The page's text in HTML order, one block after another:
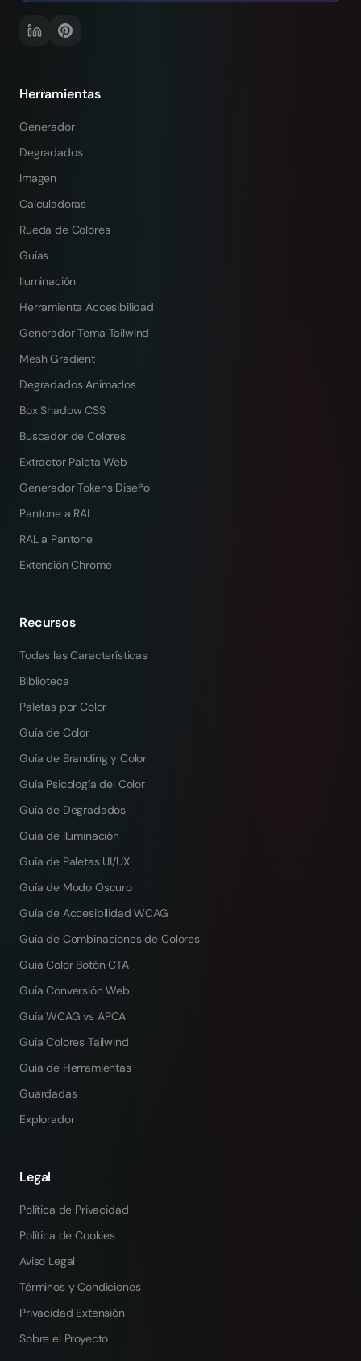
Herramientas
Generador
Degradados
Imagen
Calculadoras
Rueda de Colores
Guías
Iluminación
Herramienta Accesibilidad
Generador Tema Tailwind
Mesh Gradient
Degradados Animados
Box Shadow CSS
Buscador de Colores
Extractor Paleta Web
Generador Tokens Diseño
Pantone a RAL
RAL a Pantone
Extensión Chrome
Recursos
Todas las Características
Biblioteca
Paletas por Color
Guía de Color
Guía de Branding y Color
Guía Psicología del Color
Guía de Degradados
Guía de Iluminación
Guía de Paletas UI/UX
Guía de Modo Oscuro
Guía de Accesibilidad WCAG
Guía de Combinaciones de Colores
Guía Color Botón CTA
Guía Conversión Web
Guía WCAG vs APCA
Guía Colores Tailwind
Guía de Herramientas
Guardadas
Explorador
Legal
Política de Privacidad
Política de Cookies
Aviso Legal
Términos y Condiciones
Privacidad Extensión
Sobre el Proyecto